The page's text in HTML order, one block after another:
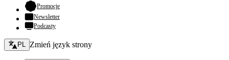
Promocje- otwiera się w nowej karcie
Newsletter
Podcasty
Zmień język - bieżący:
PL Zmień język strony